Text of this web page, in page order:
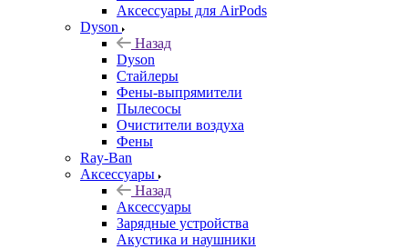
Аксессуары для AirPods
Dyson
Назад
Dyson
Стайлеры
Фены-выпрямители
Пылесосы
Очистители воздуха
Фены
Ray-Ban
Аксессуары
Назад
Аксессуары
Зарядные устройства
Акустика и наушники